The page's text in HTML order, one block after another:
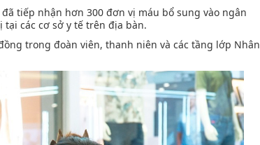
tiếp nhận hơn 300 đơn vị máu bổ sung vào ngân
các cơ sở y tế trên địa bàn.
trong đoàn viên, thanh niên và các tầng lớp Nhân